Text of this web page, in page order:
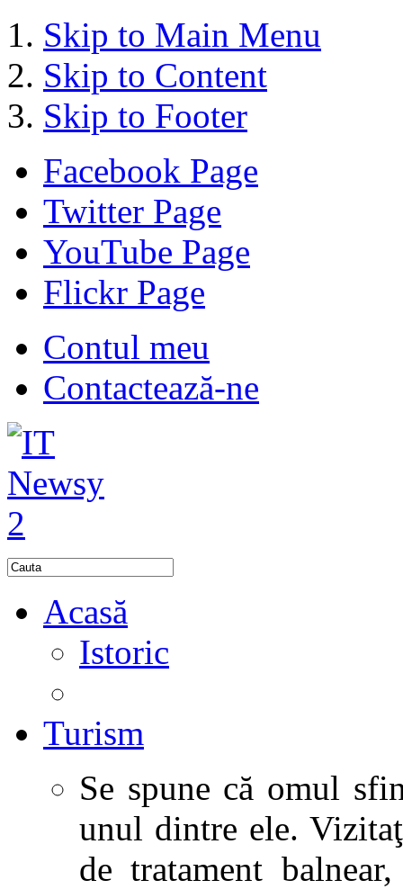
Skip to Main Menu
Skip to Content
Skip to Footer
Facebook Page
Twitter Page
YouTube Page
Flickr Page
Contul meu
Contactează-ne
Acasă
Istoric
Turism
Se spune că omul
unul dintre ele.
de tratament